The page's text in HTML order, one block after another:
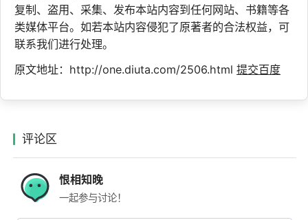
复制、盗用、采集、发布本站内容到任何网站、书籍等各
类媒体平台。如若本站内容侵犯了原著者的合法权益，可
联系我们进行处理。
原文地址：http://one.diuta.com/2506.html 提交百度
评论区
恨相知晚
一起参与讨论！